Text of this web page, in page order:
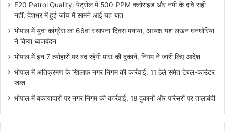
E20 Petrol Quality: पेट्रोल में 500 PPM क्लोराइड और नमी के दावे सही
नहीं, देशभर में हुई जांच में सामने आई यह बात
भोपाल में युवा कांग्रेस का 66वां स्थापना दिवस मनाया, अध्यक्ष यश लखन घनघोरिया
ने किया ध्वजवंदन
भोपाल में इन 7 त्योहारों पर बंद रहेंगी मांस की दुकानें, निगम ने जारी किए आदेश
भोपाल में अतिक्रमण के खिलाफ नगर निगम की कार्रवाई, 11 ठेले समेत टेबल-काउंटर
जब्त
भोपाल में बकायादारों पर नगर निगम की कार्रवाई, 18 दुकानों और परिसरों पर तालाबंदी